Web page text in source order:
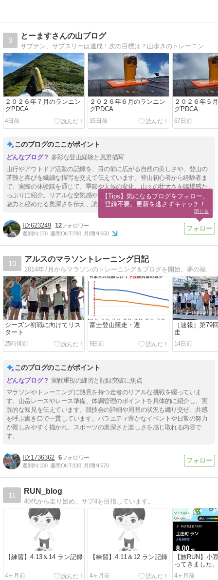
9
とーますさんの山ブログ
サブテン、サブスリーは達成！次の目標は？山歩きのトレーニングとして始めたランニングにはまってしまいました。
２０２６年７月のランニン
グPDCA
4日前
２０２６年６月のランニン
グPDCA
35日前
２０２６年５
グPDCA
67日前
このブログのここがポイント
多彩な登山経験と風景描写
山行やアウトドア活動の記録を、目の前に広がる自然の美しさや、登山の
苦難と喜びを繊細な描写を交えて伝えています。登山初心者から経験者ま
で、実際の体験談を通じて、季節や天候の変化、山々の壮大さを臨場感た
っぷりに紹介。リアルな空気感や自然のドラマを忠実に綴ることで、山の
魅力と秘めたる奥深さを伝え、読む者を登山の世界に引き込む一稿です。
623249 12
週間IN:170 週間OUT:780 月間IN:650
10
アルスのマラソントレーニング日記
シーズン初戦に向けてリス
タート
25時間前
富士登山競走・週
9日前
［速報］第79
走
14日前
このブログのここがポイント
実戦重視の練習と記録突破に焦点
マラソンやトレーニングに熱意を持つ走者のリアルな挑戦を綴っていま
す。山岳レースやレース準備、体調管理のポイントを具体的に紹介し、実
践的な知見を伝えています。競技会の詳細や周囲の状況も織り交ぜ、共感
を呼ぶ書き口で一貫しています。バラエティ豊かなイベントや日常の努力
が親しみやすく描かれ、スポーツの奥深さと楽しさを感じ取れる内容で
す。
1736362 6
週間IN:130 週間OUT:330 月間IN:570
11
RUN_blog
40代から走り始め、サブ4を目指しています。
【練習】4.13＆14 ラン記録
4ヶ月前
【練習】4.11＆12 ラン記録
4ヶ月前
【旅RUN】小
ってきました。
4ヶ月前
【Tips】気になるブログをフォロー。
登録不要。更新を逃さずキャッチ！
閉じる